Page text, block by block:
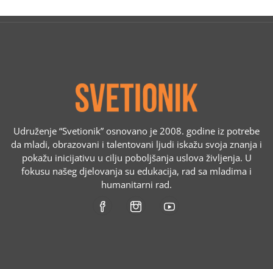
Udruženje “Svetionik” osnovano je 2008. godine iz potrebe
da mladi, obrazovani i talentovani ljudi iskažu svoja znanja i
pokažu inicijativu u cilju poboljšanja uslova življenja. U
fokusu našeg djelovanja su edukacija, rad sa mladima i
humanitarni rad.